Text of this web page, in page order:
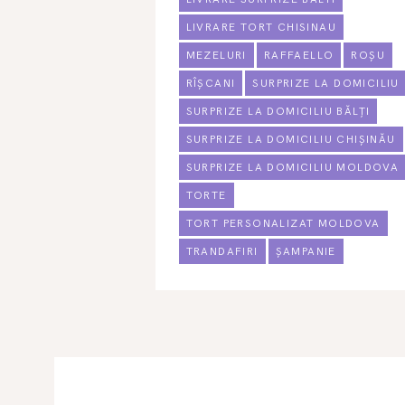
LIVRARE TORT CHISINAU
MEZELURI RAFFAELLO ROȘU
RÎȘCANI SURPRIZE LA DOMICILIU
SURPRIZE LA DOMICILIU BĂLȚI
SURPRIZE LA DOMICILIU CHIȘINĂU
SURPRIZE LA DOMICILIU MOLDOVA
TORTE
TORT PERSONALIZAT MOLDOVA
TRANDAFIRI ȘAMPANIE